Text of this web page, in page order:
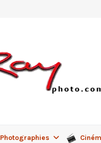
Photographies